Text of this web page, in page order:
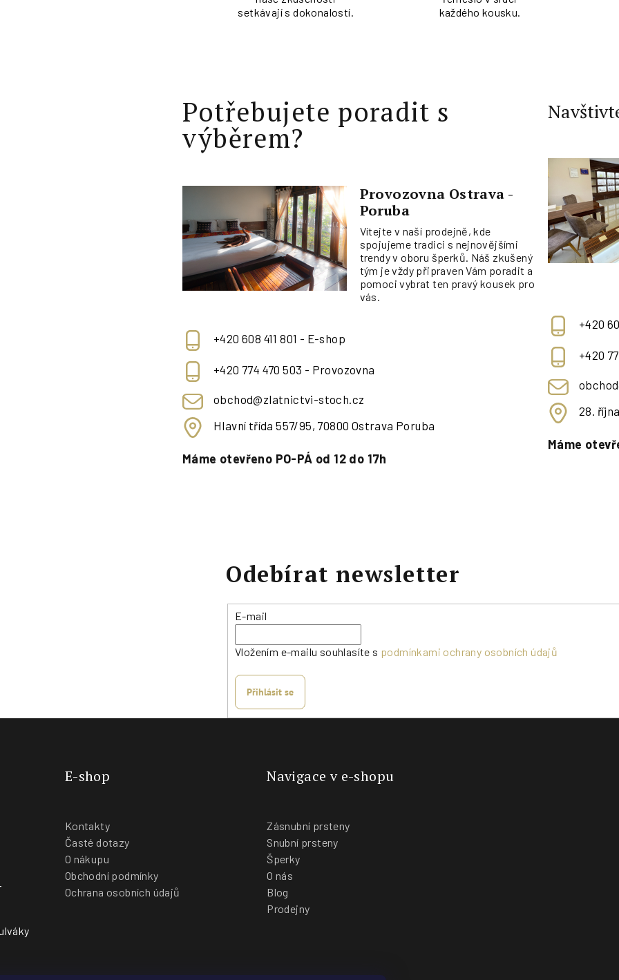
setkávají s dokonalostí.
každého kousku.
Potřebujete poradit s
výběrem?
Provozovna Ostrava -
Poruba
Vítejte v naší prodejně, kde
spojujeme tradici s nejnovějšími
trendy v oboru šperků. Náš zkušený
tým je vždy připraven Vám poradit a
pomoci vybrat ten pravý kousek pro
vás.
+420 608 411 801 - E-shop
+420 774 470 503 - Provozovna
obchod@zlatnictvi-stoch.cz
Hlavní třída 557/95, 70800 Ostrava Poruba
Máme otevřeno PO-PÁ od 12 do 17h
+420
+420
28.
Máme
Odebírat newsletter
E-mail
Vložením e-mailu souhlasíte s podmínkami ochrany osobních údajů
Přihlásit se
E-shop
Kontakty
Časté dotazy
O nákupu
Obchodní podmínky
Ochrana osobních údajů
Navigace v e-shopu
Zásnubní prsteny
Snubní prsteny
Šperky
O nás
Blog
Prodejny